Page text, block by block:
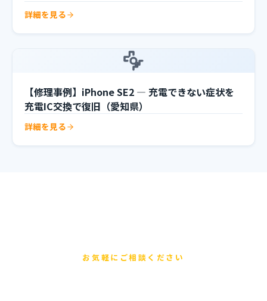
詳細を見る
【修理事例】iPhone SE2 — 充電できない症状を
充電IC交換で復旧（愛知県）
詳細を見る
お気軽にご相談ください